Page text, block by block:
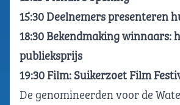
15:30 Deelnemers presenteren
18:30 Bekendmaking winnaars:
publieksprijs
19:30 Film: Suikerzoet Film
De genomineerden voor de